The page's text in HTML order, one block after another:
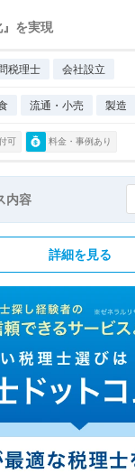
』を実現
税理士 会社設立
流通・小売 製造
可 料金・事例あり
内容
詳細を見る